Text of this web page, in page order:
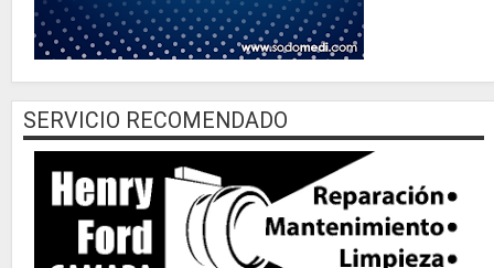
SERVICIO RECOMENDADO